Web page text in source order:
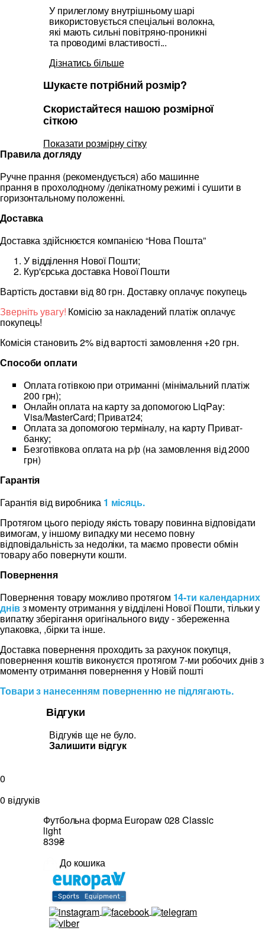
У прилеглому внутрішньому шарі
використовується спеціальні волокна,
які мають сильні повітряно-проникні
та проводимі властивості...
Дізнатись більше
Шукаєте потрібний розмір?
Скористайтеся нашою розмірної
сіткою
Показати розмірну сітку
Правила догляду
Ручне прання (рекомендується) або машинне
прання в прохолодному /делікатному режимі і сушити в
горизонтальному положенні.
Доставка
Доставка здійснюєтся компанією “Нова Пошта”
У відділення Нової Пошти;
Кур'єрська доставка Нової Пошти
Вартість доставки від 80 грн. Доставку оплачує покупець
Зверніть увагу! Комісію за накладений платіж оплачує
покупець!
Комісія становить 2% від вартості замовлення +20 грн.
Способи оплати
Оплата готівкою при отриманні (мінімальний платіж
200 грн);
Онлайн оплата на карту за допомогою LiqPay:
Visa/MasterCard; Приват24;
Оплата за допомогою терміналу, на карту Приват-
банку;
Безготівкова оплата на р/р (на замовлення від 2000
грн)
Гарантія
Гарантія від виробника 1 місяць.
Протягом цього періоду якість товару повинна відповідати
вимогам, у іншому випадку ми несемо повну
відповідальність за недоліки, та маємо провести обмін
товару або повернути кошти.
Повернення
Повернення товару можливо протягом 14-ти календарних
днівз моменту отримання у відділені Нової Пошти, тільки у
випатку зберігання оригінального виду - збереженна
упаковка, ,бірки та інше.
Доставка повернення проходить за рахунок покупця,
повернення коштів виконуєтся протягом 7-ми робочих днів з
моменту отримання повернення у Новій пошті
Товари з нанесенням поверненню не підлягають.
Відгуки
Відгуків ще не було.
Залишити відгук
0
0 відгуків
Футбольна форма Europaw 028 Classic
light
839₴
До кошика